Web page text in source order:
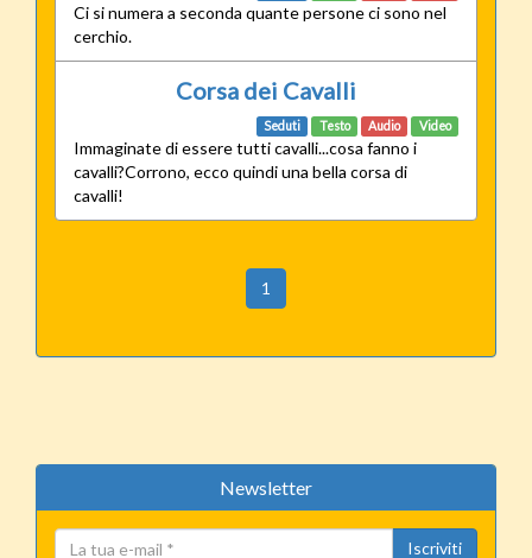
Ci si numera a seconda quante persone ci sono nel
cerchio.
Corsa dei Cavalli
Seduti Testo Audio Video
Immaginate di essere tutti cavalli...cosa fanno i
cavalli?Corrono, ecco quindi una bella corsa di
cavalli!
1
Newsletter
Iscriviti